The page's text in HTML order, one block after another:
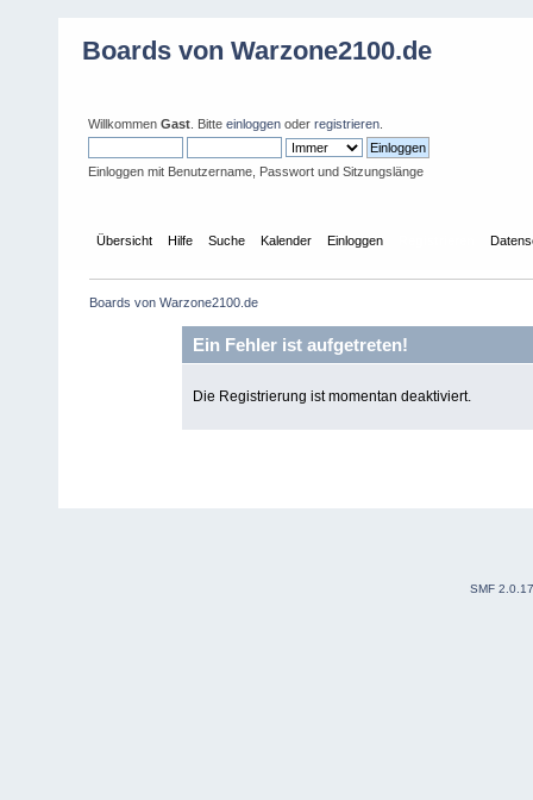
Boards von Warzone2100.de
Willkommen Gast . Bitte einloggen oder registrieren
Einloggen mit Benutzername, Passwort und Sitzungslänge
Übersicht Hilfe Suche Kalender Einloggen
Boards von Warzone2100.de
Ein Fehler ist aufgetreten!
Die Registrierung ist momentan deaktiviert.
SMF 2.0.17